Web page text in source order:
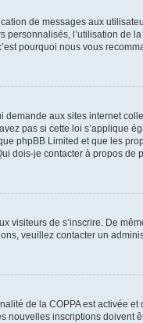
de messages aux
l’utilisation de
pourquoi nous vous
aux sites internet
pas si cette loi s’applique
phpBB Limited et que les
dois-je contacter à propos de
visiteurs de s’inscrire. De
veuillez contacter un
de la COPPA est activée
inscriptions doivent